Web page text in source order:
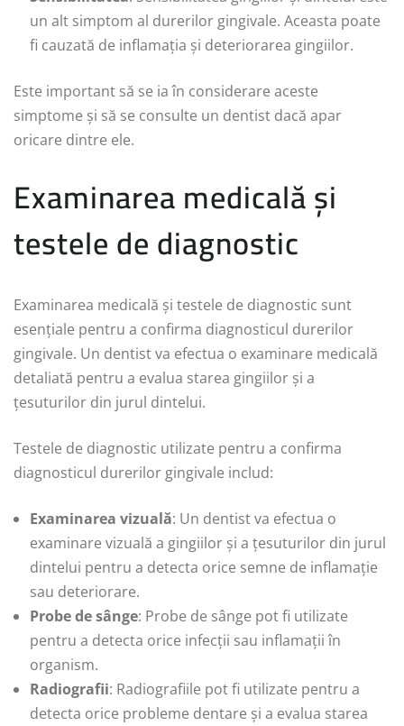
un alt simptom al durerilor gingivale. Aceasta poate
fi cauzată de inflamația și deteriorarea gingiilor.
Este important să se ia în considerare aceste
simptome și să se consulte un dentist dacă apar
oricare dintre ele.
Examinarea medicală și
testele de diagnostic
Examinarea medicală și testele de diagnostic sunt
esențiale pentru a confirma diagnosticul durerilor
gingivale. Un dentist va efectua o examinare medicală
detaliată pentru a evalua starea gingiilor și a
țesuturilor din jurul dintelui.
Testele de diagnostic utilizate pentru a confirma
diagnosticul durerilor gingivale includ:
Examinarea vizuală: Un dentist va efectua o
examinare vizuală a gingiilor și a țesuturilor din jurul
dintelui pentru a detecta orice semne de inflamație
sau deteriorare.
Probe de sânge: Probe de sânge pot fi utilizate
pentru a detecta orice infecții sau inflamații în
organism.
Radiografii: Radiografiile pot fi utilizate pentru a
detecta orice probleme dentare și a evalua starea